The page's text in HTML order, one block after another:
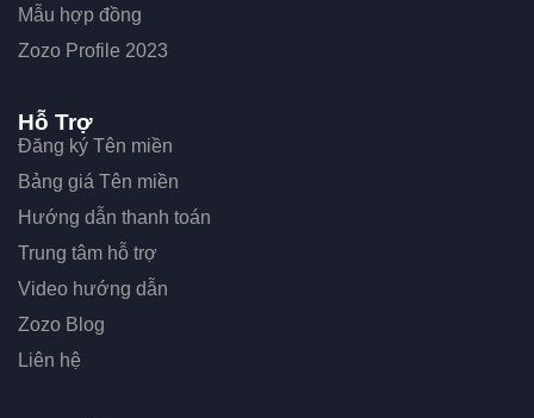
Mẫu hợp đồng
Zozo Profile 2023
Hỗ Trợ
Đăng ký Tên miền
Bảng giá Tên miền
Hướng dẫn thanh toán
Trung tâm hỗ trợ
Video hướng dẫn
Zozo Blog
Liên hệ